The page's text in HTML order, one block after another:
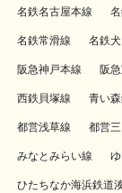
名鉄名古屋本線
名鉄常滑線 名鉄
阪急神戸本線 阪
西鉄貝塚線 青い
都営浅草線 都営
みなとみらい線
ひたちなか海浜鉄道